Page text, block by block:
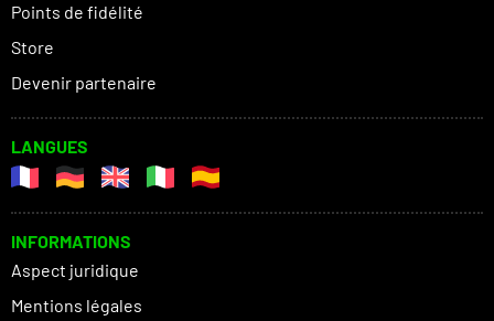
Points de fidélité
Store
Devenir partenaire
LANGUES
INFORMATIONS
Aspect juridique
Mentions légales